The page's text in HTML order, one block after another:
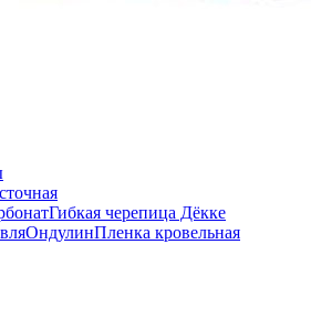
Гибкая черепица Дёкке
ОндулинПленка кровельная